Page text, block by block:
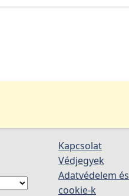
Kapcsolat
Védjegyek
Adatvédelem és
cookie-k